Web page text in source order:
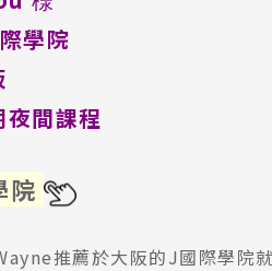
學院
間課程
院
推薦於大阪的J國際學院